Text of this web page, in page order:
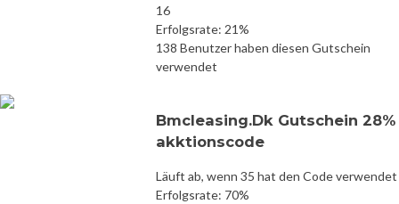
16
Erfolgsrate: 21%
138 Benutzer haben diesen Gutschein
verwendet
Bmcleasing.Dk Gutschein 28%
akktionscode
Läuft ab, wenn 35 hat den Code verwendet
Erfolgsrate: 70%